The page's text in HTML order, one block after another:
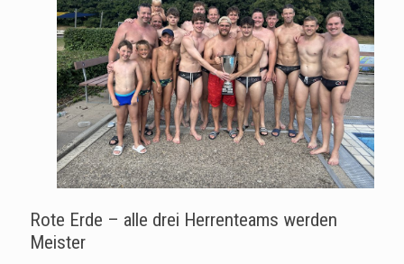
Rote Erde – alle drei Herrenteams werden
Meister